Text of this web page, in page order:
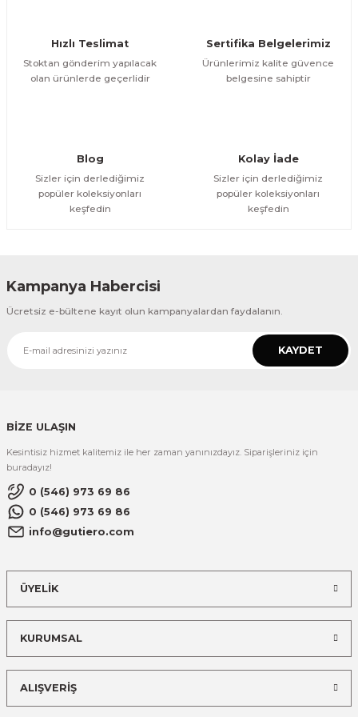
Bu ürüne benzer farklı alternatifler olmalı.
Hızlı Teslimat
Stoktan gönderim yapılacak
olan ürünlerde geçerlidir
Sertifika Belgelerimiz
Ürünlerimiz kalite güvence
belgesine sahiptir
Blog
Sizler için derlediğimiz
popüler koleksiyonları
keşfedin
Kolay İade
Sizler için derlediğimiz
popüler koleksiyonları
keşfedin
Kampanya Habercisi
Ücretsiz e-bültene kayıt olun kampanyalardan faydalanın.
KAYDET
BİZE ULAŞIN
Kesintisiz hizmet kalitemiz ile her zaman yanınızdayız. Siparişleriniz için
buradayız!
0 (546) 973 69 86
0 (546) 973 69 86
info@gutiero.com
ÜYELİK
KURUMSAL
ALIŞVERİŞ